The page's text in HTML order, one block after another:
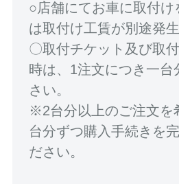
○店舗にてお車に取付け
は取付け工賃が別途発生
〇取付チケット及び取
時は、1注文につき一台
さい。
※2台分以上のご注文を
台分ずつ購入手続きを
ださい。